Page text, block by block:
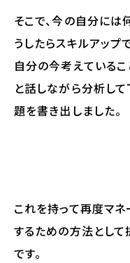
そこで、今の自分に
うしたらスキルアップ
自分の今考えている
と話しながら分析し
題を書き出しました。
これを持って再度マネ
するための方法とし
です。